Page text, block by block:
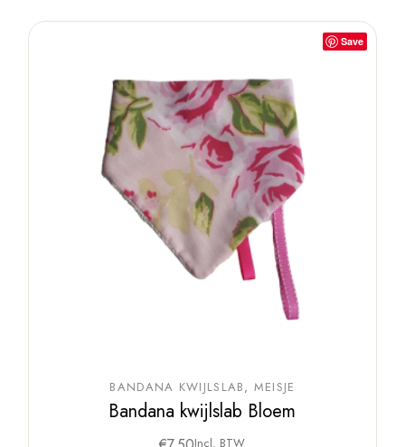
Save
BANDANA KWIJLSLAB MEISJE
Bandana kwijlslab Bloem
Incl. BTW